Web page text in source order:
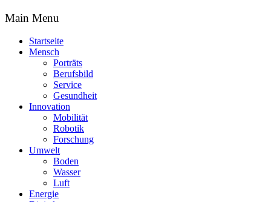
Main Menu
Startseite
Mensch
Porträts
Berufsbild
Service
Gesundheit
Innovation
Mobilität
Robotik
Forschung
Umwelt
Boden
Wasser
Luft
Energie